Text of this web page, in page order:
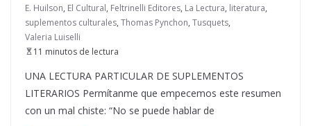
E. Huilson, El Cultural, Feltrinelli Editores, La Lectura, literatura,
suplementos culturales, Thomas Pynchon, Tusquets,
Valeria Luiselli
11 minutos de lectura
UNA LECTURA PARTICULAR DE SUPLEMENTOS
LITERARIOS Permítanme que empecemos este resumen
con un mal chiste: “No se puede hablar de